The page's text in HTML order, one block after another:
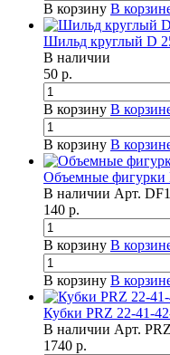
В корзину В
Шильд круглый D
В наличии
50 р.
В корзину В
В корзину В
Объемные
В наличии Арт.
140 р.
В корзину В
В корзину В
Кубки PRZ 22-41-
В наличии Арт.
1740 р.